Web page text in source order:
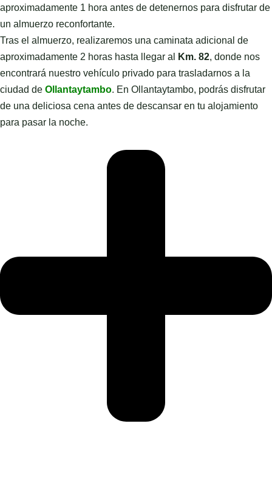
aproximadamente 1 hora antes de detenernos para disfrutar de
un almuerzo reconfortante.
Tras el almuerzo, realizaremos una caminata adicional de
aproximadamente 2 horas hasta llegar al
Km. 82, donde nos
encontrará nuestro vehículo privado para trasladarnos a la
ciudad de Ollantaytambo. En Ollantaytambo, podrás disfrutar
de una deliciosa cena antes de descansar en tu alojamiento
para pasar la noche.